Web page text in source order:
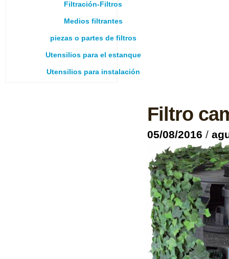
Filtración-Filtros
Medios filtrantes
piezas o partes de filtros
Utensilios para el estanque
Utensilios para instalación
Filtro
05/08/2016 /